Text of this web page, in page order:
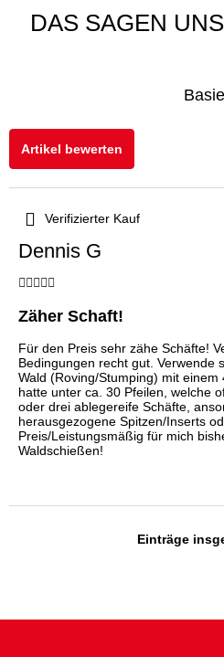
DAS SAGEN
Artikel bewerten
Zäher Schaft!
Für den Preis sehr zähe Schäfte!
Bedingungen recht gut. Verwende
Wald (Roving/Stumping) mit
hatte unter ca. 30 Pfeilen, welche
oder drei ablegereife Schäfte,
herausgezogene Spitzen/Inserts
Preis/Leistungsmäßig für mich
Waldschießen!
Verifizierter Kauf
Dennis G
Einträge